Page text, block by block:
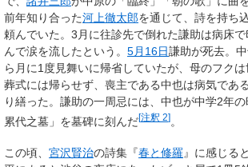
前年知り合った河上徹太郎を通じて、詩を持ち
頼んでいた。3月に往診先で倒れた謙助は病床
んで涙を流したという。 5月16日謙助が死去。
ら月に1度見舞いに帰省していたが、母のフク
葬式には帰らせず、喪主である中也は病気であ
り繕った。謙助の一周忌には、中也が中学2年
累代之墓」を墓碑に刻んだ[注釈 2]
この頃、 宮沢賢治の詩集『春と修羅』に感じる